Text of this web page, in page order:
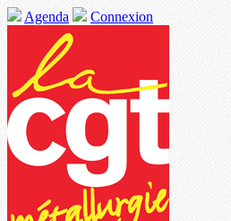
Agenda Connexion